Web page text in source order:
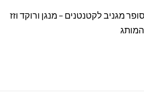
מגניב לקטנטנים – מנגן ורוקד וזז